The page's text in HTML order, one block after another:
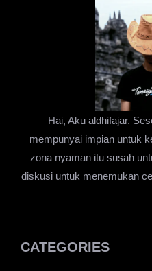
Hai, Aku aldhifajar.